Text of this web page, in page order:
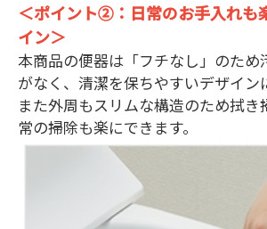
＜ポイント②：日常のお手入れも
イン＞
本商品の便器は「フチなし」のため
がなく、清潔を保ちやすいデザイン
また外周もスリムな構造のため拭き
常の掃除も楽にできます。